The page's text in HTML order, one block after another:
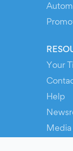
Your
Help
Media